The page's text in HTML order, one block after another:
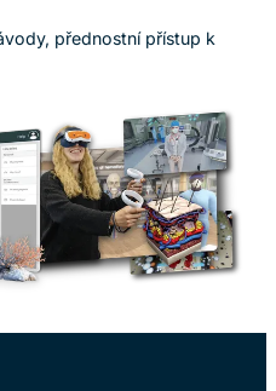
přednostní přístup k